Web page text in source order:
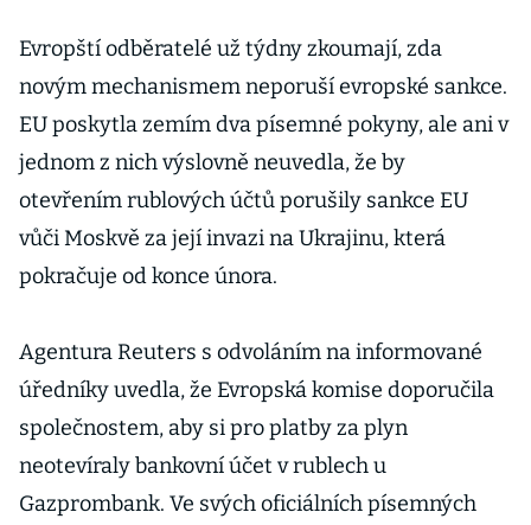
Evropští odběratelé už týdny zkoumají, zda
novým mechanismem neporuší evropské sankce.
EU poskytla zemím dva písemné pokyny, ale ani v
jednom z nich výslovně neuvedla, že by
otevřením rublových účtů porušily sankce EU
vůči Moskvě za její invazi na Ukrajinu, která
pokračuje od konce února.
Agentura Reuters s odvoláním na informované
úředníky uvedla, že Evropská komise doporučila
společnostem, aby si pro platby za plyn
neotevíraly bankovní účet v rublech u
Gazprombank. Ve svých oficiálních písemných